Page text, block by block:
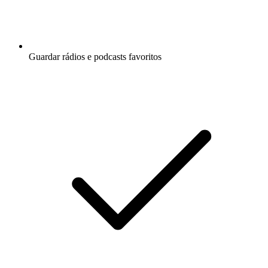
Guardar rádios e podcasts favoritos